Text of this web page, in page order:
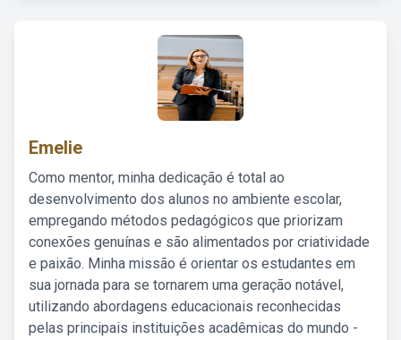
Emelie
Como mentor, minha dedicação é total ao
desenvolvimento dos alunos no ambiente escolar,
empregando métodos pedagógicos que priorizam
conexões genuínas e são alimentados por criatividade
e paixão. Minha missão é orientar os estudantes em
sua jornada para se tornarem uma geração notável,
utilizando abordagens educacionais reconhecidas
pelas principais instituições acadêmicas do mundo -